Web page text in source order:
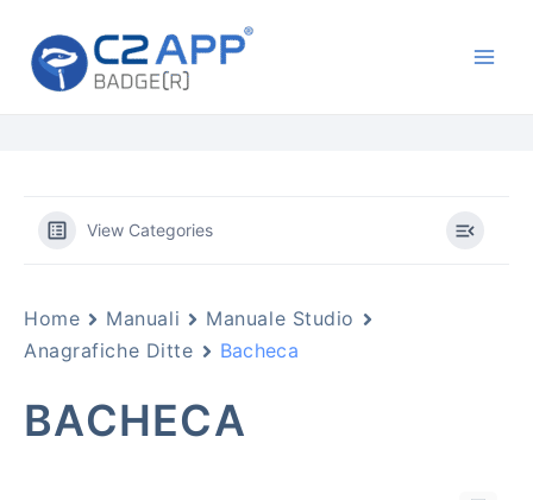
contenuto
View Categories
Home Manuali
Manuale Studio
Anagrafiche Ditte
Bacheca
BACHECA